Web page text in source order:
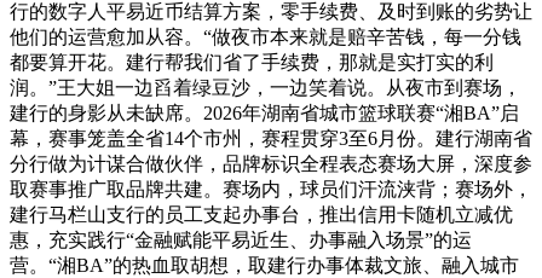
行的数字人平易近币结算方案，零手续费、及时到账的劣势让
他们的运营愈加从容。“做夜市本来就是赔辛苦钱，每一分钱
都要算开花。建行帮我们省了手续费，那就是实打实的利
润。”王大姐一边舀着绿豆沙，一边笑着说。从夜市到赛场，
建行的身影从未缺席。2026年湖南省城市篮球联赛“湘BA”启
幕，赛事笼盖全省14个市州，赛程贯穿3至6月份。建行湖南省
分行做为计谋合做伙伴，品牌标识全程表态赛场大屏，深度参
取赛事推广取品牌共建。赛场内，球员们汗流浃背；赛场外，
建行马栏山支行的员工支起办事台，推出信用卡随机立减优
惠，充实践行“金融赋能平易近生、办事融入场景”的运
营。“湘BA”的热血取胡想，取建行办事体裁文旅、融入城市